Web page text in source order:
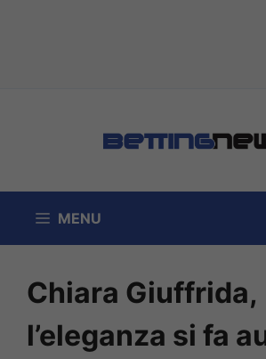
MENU
Chiara Giuffrida,
l’eleganza si fa